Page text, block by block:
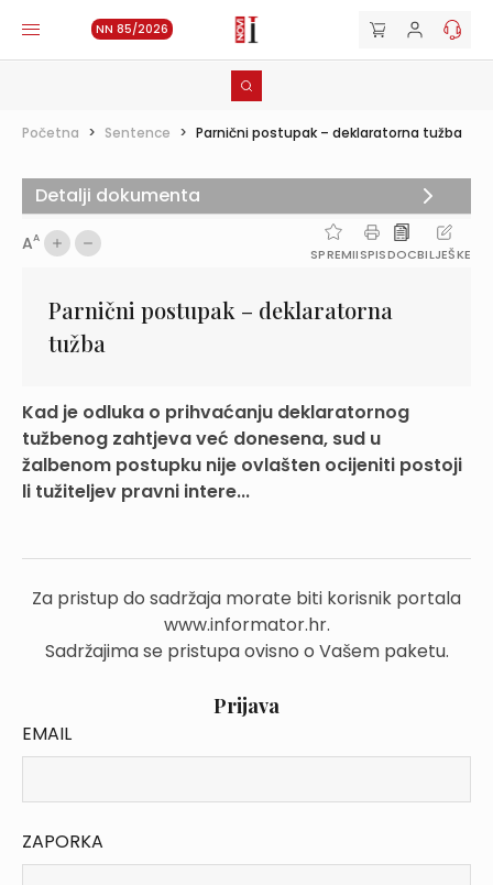
NN 85/2026
Početna > Sentence > Parnični postupak – deklaratorna tužba
AA
SPREMIISPISDOCBILJEŠKE
Parnični postupak – deklaratorna
tužba
Kad je odluka o prihvaćanju deklaratornog
tužbenog zahtjeva već donesena, sud u
žalbenom postupku nije ovlašten ocijeniti postoji
li tužiteljev pravni intere...
Za pristup do sadržaja morate biti korisnik portala
www.informator.hr.
Sadržajima se pristupa ovisno o Vašem paketu.
Prijava
EMAIL
ZAPORKA
Detalji dokumenta